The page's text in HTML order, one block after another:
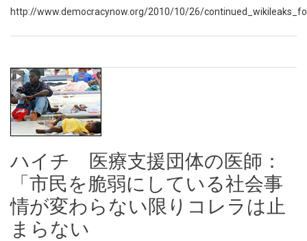
http://www.democracynow.org/2010/10/26/
ハイチ 医療支援団体の医師：
「市民を脆弱にしている社会事
情が変わらない限りコレラは止
まらない